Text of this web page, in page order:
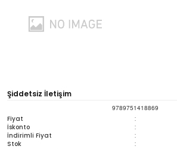
Şiddetsiz İletişim
9789751418869
Fiyat :
İskonto :
İndirimli Fiyat :
Stok :